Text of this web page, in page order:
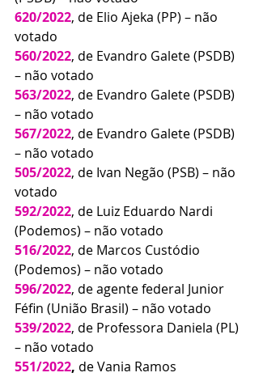
620/2022, de Elio Ajeka (PP) – não
votado
560/2022, de Evandro Galete (PSDB)
– não votado
563/2022, de Evandro Galete (PSDB)
– não votado
567/2022, de Evandro Galete (PSDB)
– não votado
505/2022, de Ivan Negão (PSB) – não
votado
592/2022, de Luiz Eduardo Nardi
(Podemos) – não votado
516/2022, de Marcos Custódio
(Podemos) – não votado
596/2022, de agente federal Junior
Féfin (União Brasil) – não votado
539/2022, de Professora Daniela (PL)
– não votado
551/2022, de Vania Ramos